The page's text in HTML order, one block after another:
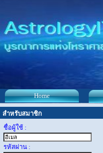
Home
สำหรับสมาชิก
ชื่อผู้ใช้ :
รหัสผ่าน :